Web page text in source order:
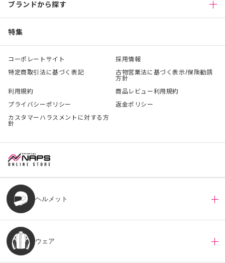
ブランドから探す
特集
コーポレートサイト
採用情報
特定商取引法に基づく表記
古物営業法に基づく表示/保険勧誘
方針
利用規約
商品レビュー利用規約
プライバシーポリシー
返金ポリシー
カスタマーハラスメントに対する方
針
ヘルメット
ウェア